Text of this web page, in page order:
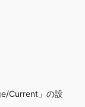
Current」の設